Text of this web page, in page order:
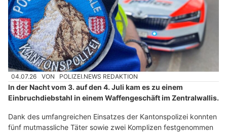
04.07.26 VON POLIZEI.NEWS REDAKTION
In der Nacht vom 3. auf den 4. Juli kam es zu einem
Einbruchdiebstahl in einem Waffengeschäft im Zentralwallis.
Dank des umfangreichen Einsatzes der Kantonspolizei konnten
fünf mutmassliche Täter sowie zwei Komplizen festgenommen